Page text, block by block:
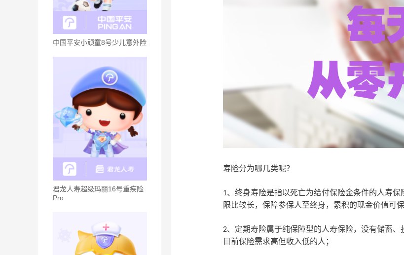
中国平安小顽童8号少儿意外险
君龙人寿超级玛丽16号重疾险
Pro
寿险分为哪几类呢？
1、终身寿险是指以死亡为给付保险金条件的人寿
限比较长，保障参保人至终身，累积的现金价值可保
2、定期寿险属于纯保障型的人寿保险，没有储蓄
目前保险需求高但收入低的人；